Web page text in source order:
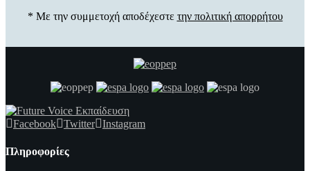
* Με την συμμετοχή αποδέχεστε την πολιτική απορρήτου
Facebook Twitter Instagram
Πληροφορίες